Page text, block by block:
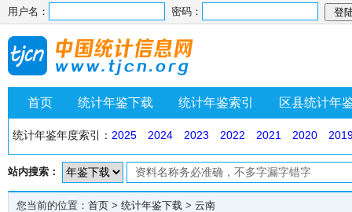
用户名： 密码：
首页 统计年鉴下载 统计年鉴索引 区县统计年
统计年鉴年度索引： 2025 2024 2023 2022 2021 2020
站内搜索：
您当前的位置： 首页 > 统计年鉴下载 > 云南